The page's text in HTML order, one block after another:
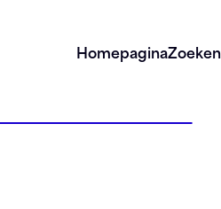
HomepaginaZoeken